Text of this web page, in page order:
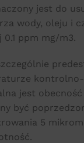
jest do
wody, oleju i
ppm mg/m3.
jest
być
5